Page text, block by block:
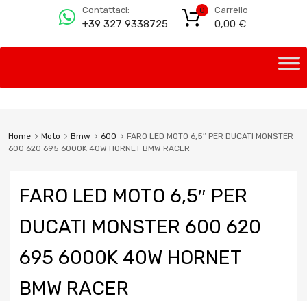
Contattaci:
+39 327 9338725
Carrello
0,00 €
0
Home Moto Bmw 600
FARO LED MOTO 6,5″ PER DUCATI MONSTER
600 620 695 6000K 40W HORNET BMW RACER
FARO LED MOTO 6,5″ PER
DUCATI MONSTER 600 620
695 6000K 40W HORNET
BMW RACER